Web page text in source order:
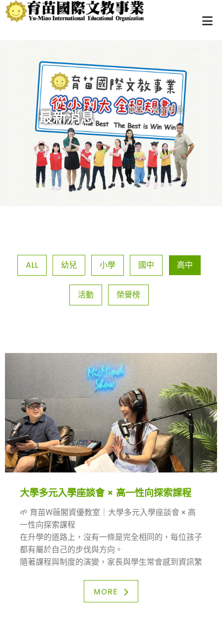
最新消息 首頁 / 最新消息
ALL 幼兒 小學 國中 高中
活動 榮譽榜
大學多元入學座談會 × 高一性向探索課程
🌱 育苗W薇閣資優教室｜大學多元入學座談會 × 高
一性向探索課程
在升學的道路上，沒有一條是完全相同的，每位孩子
都有屬於自己的步伐與方向。
隨著課程與制度的演變，家長與學生常會感到資訊繁
因此，我們希望透過更清晰的說明與專業的引導，讓
MORE